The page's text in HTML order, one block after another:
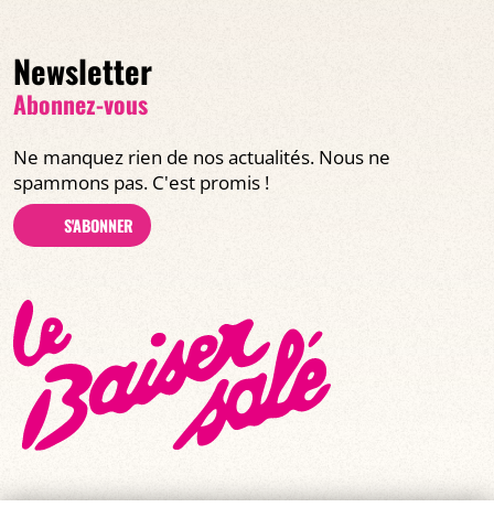
Newsletter
Abonnez-vous
Ne manquez rien de nos actualités. Nous ne
spammons pas. C'est promis !
S'ABONNER